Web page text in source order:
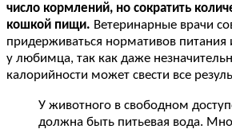
число кормлений, но сократить
кошкой пищи. Ветеринарные врачи
придерживаться нормативов питания
у любимца, так как даже
калорийности может свести все
У животного в свободном
должна быть питьевая вода.